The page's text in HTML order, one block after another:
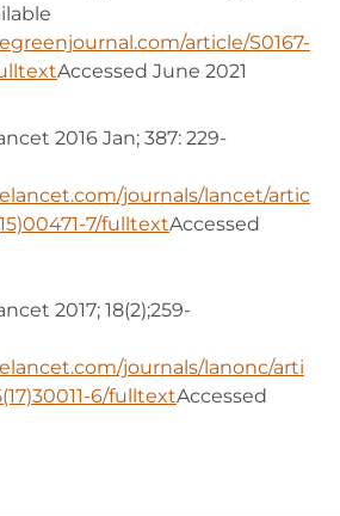
article/S0167-
(opens in new tab)
Accessed June 2021
2016 Jan; 387: 229-
journals/lancet/artic
7/fulltext(opens in new
Accessed
2017; 18(2);259-
journals/lanonc/arti
6/fulltext(opens in new
Accessed